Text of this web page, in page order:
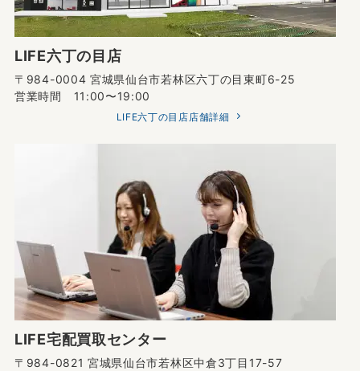
LIFE六丁の目店
〒984-0004 宮城県仙台市若林区六丁の目東町6-25
営業時間 11:00〜19:00
LIFE六丁の目店店舗詳細
LIFE宅配買取センター
〒984-0821 宮城県仙台市若林区中倉3丁目17-57